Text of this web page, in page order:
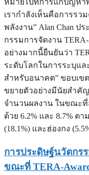
เรากำลังเห็นคือการร
พลังงาน” Alan Chan
กรรมการจัดงาน
อย่างมากนี้ยืนยันว่า
ระดับโลกในการระบุแ
สำหรับอนาคต” ขอบเข
ขยายตัวอย่างมีนัยสำคั
จำนวนผลงาน ในขณะ
ด้วย 6.2% และ 8.7%
(18.1%) และฮ่องกง
การประดิษฐ์นวัตกร
ขณะที่ TERA-